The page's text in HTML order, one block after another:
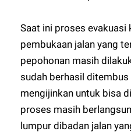
Saat ini proses evakuasi
pembukaan jalan yang
pepohonan masih
sudah berhasil
mengijinkan untuk bisa
proses masih
lumpur dibadan jalan